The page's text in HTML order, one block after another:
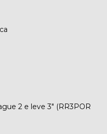
2 e leve 3" (RR3POR